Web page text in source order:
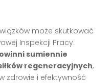
może skutkować
Inspekcji Pracy.
sumiennie
regeneracyjnych,
zdrowie i efektywność